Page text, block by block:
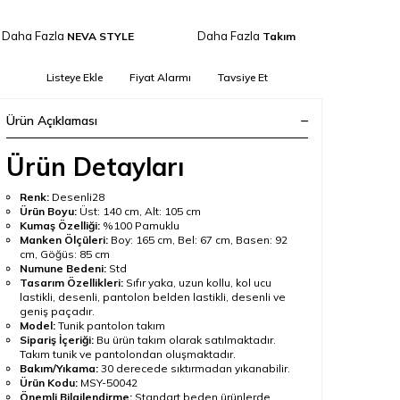
Daha Fazla NEVA STYLE Daha Fazla Takım
Listeye Ekle Fiyat Alarmı Tavsiye Et
Ürün Açıklaması
Ürün Detayları
Renk: Desenli28
Ürün Boyu: Üst: 140 cm, Alt: 105 cm
Kumaş Özelliği: %100 Pamuklu
Manken Ölçüleri: Boy: 165 cm, Bel: 67 cm, Basen: 92
cm, Göğüs: 85 cm
Numune Bedeni: Std
Tasarım Özellikleri: Sıfır yaka, uzun kollu, kol ucu
lastikli, desenli, pantolon belden lastikli, desenli ve
geniş paçadır.
Model: Tunik pantolon takım
Sipariş İçeriği: Bu ürün takım olarak satılmaktadır.
Takım tunik ve pantolondan oluşmaktadır.
Bakım/Yıkama: 30 derecede sıktırmadan yıkanabilir.
Ürün Kodu: MSY-50042
Önemli Bilgilendirme: Standart beden ürünlerde